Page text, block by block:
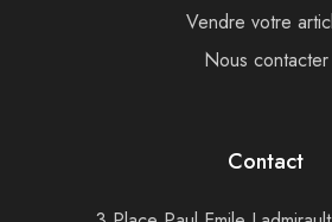
Vendre votre
Nous contacter
Contact